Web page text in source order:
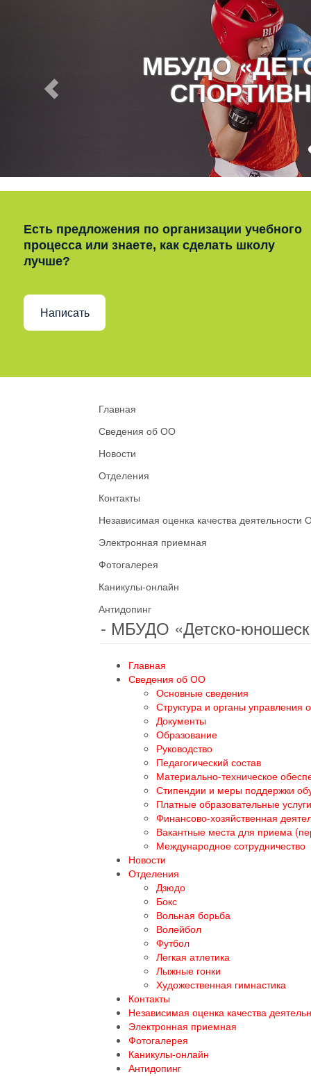
МБУДО
Есть предложения по организации учебного
процесса или знаете, как сделать школу
лучше?
Написать
Главная
Сведения об ОО
Новости
Отделения
Контакты
Независимая оценка качества деятельности
Электронная приемная
Фотогалерея
Каникулы-онлайн
Антидопинг
- МБУДО «Детско-
Главная
Сведения об ОО
Основные сведения
Структура и органы управления
Документы
Образование
Руководство
Педагогический состав
Материально-техническое
Стипендии и меры поддержки
Платные образовательные услуги
Финансово-хозяйственная
Вакантные места для приема
Международное сотрудничество
Новости
Отделения
Дзюдо
Бокс
Вольная борьба
Волейбол
Футбол
Легкая атлетика
Лыжные гонки
Художественная гимнастика
Контакты
Независимая оценка качества
Электронная приемная
Фотогалерея
Каникулы-онлайн
Антидопинг